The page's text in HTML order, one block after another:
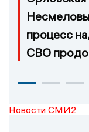
процесс
СВО
Новости СМИ2